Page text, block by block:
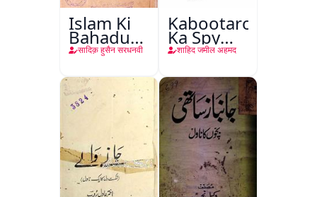
Islam Ki
Bahadur
Shahzadiyan
सादिक़ हुसैन सरधनवी
Kabootaron
Ka Spy
Plan
शाहिद जमील अहमद